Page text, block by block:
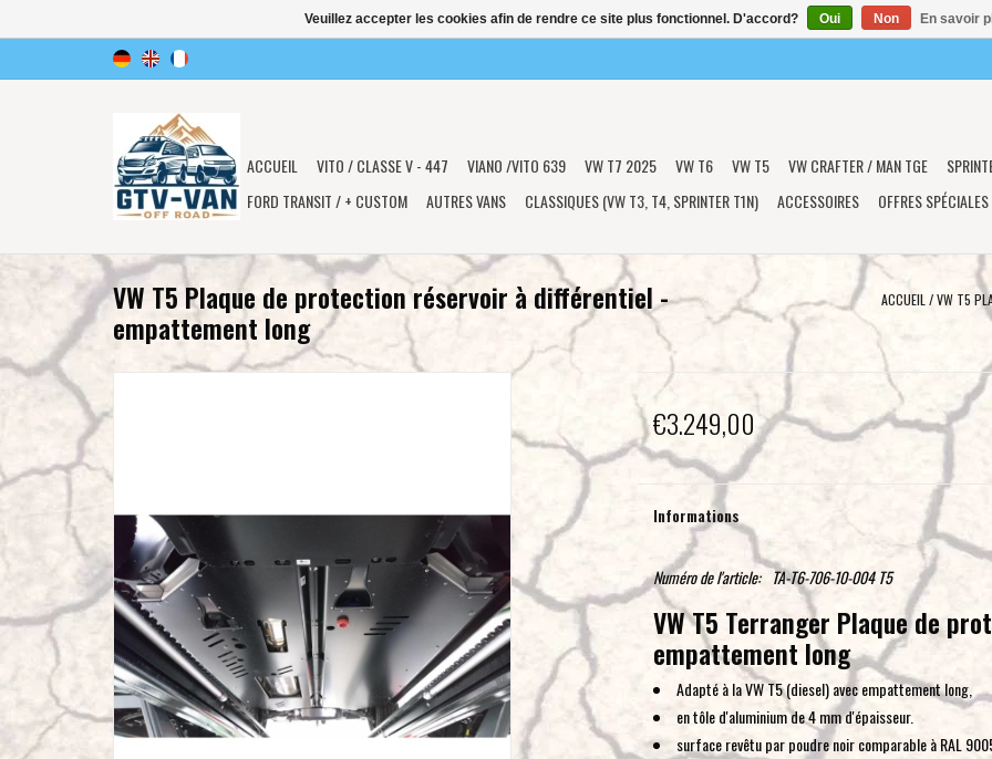
ACCUEIL VITO / CLASSE V - 447 VIANO /VITO 639 VW T7 2025 VW T6 VW T5 VW CRAFTER / MAN TGE
FORD TRANSIT / + CUSTOM
AUTRES VANS CLASSIQUES (VW T3, T4, SPRINTER T1N) ACCESSOIRES OFFRES SPÉCIALES
VW T5 Plaque de protection réservoir à différentiel -
empattement long
ACCUEIL /VW T5
€3.249,00
Informations
Numéro de l'article: TA-T6-706-10-004 T5
VW T5 Terranger Plaque de
empattement long
Adapté à la VW T5 (diesel) avec empattement long,
en tôle d'aluminium de 4 mm d'épaisseur.
surface revêtu par poudre noir comparable à RAL
Veuillez accepter les cookies afin de rendre ce site plus fonctionnel. D'accord? Oui Non En savoir